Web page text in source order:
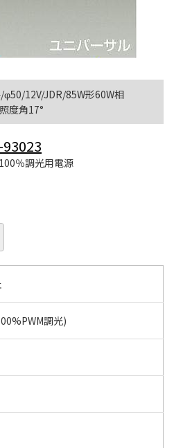
12V/JDR/85W形60W相
度角17°
％調光用電源
調光)